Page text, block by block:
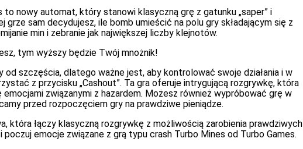
to nowy automat, który stanowi klasyczną grę z gatunku „saper” i
grze sam decydujesz, ile bomb umieścić na polu gry składającym się z
min i zebranie jak największej liczby klejnotów.
tym wyższy będzie Twój mnożnik!
od szczęścia, dlatego ważne jest, aby kontrolować swoje działania i w
z przycisku „Cashout”. Ta gra oferuje intrygującą rozgrywkę, która
związanymi z hazardem. Możesz również wypróbować grę w
przed rozpoczęciem gry na prawdziwe pieniądze.
która łączy klasyczną rozgrywkę z możliwością zarobienia prawdziwych
poczuj emocje związane z grą typu crash Turbo Mines od Turbo Games.